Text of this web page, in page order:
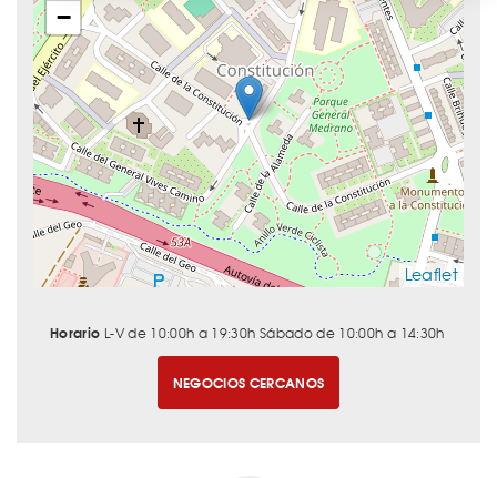
−
Leaflet
Horario L-V de 10:00h a 19:30h Sábado de 10:00h a 14:30h
NEGOCIOS CERCANOS